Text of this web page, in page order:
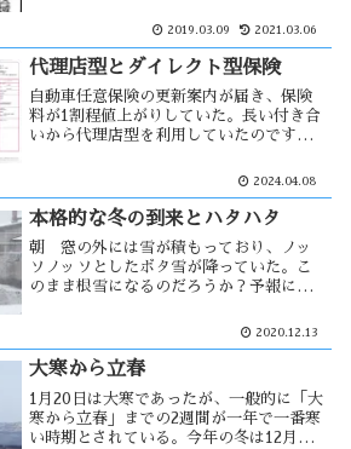
ている。日本では、ハシブト・ハシボソ
部に、ハシボソは農村部に多いと・・
2019.03.09 2021.03.06
代理店型とダイレクト型保険
自動車任意保険の更新案内が届き、保険
料が1割程値上がりしていた。長い付き合
いから代理店型を利用していたのです
しようと思った。見積もりを取ると、保
価高の中・・・
2024.04.08
本格的な冬の到来とハタハタ
朝 窓の外には雪が積もっており、ノッ
ソノッソとしたボタ雪が降っていた。こ
のまま根雪になるのだろうか？予報によ
的な冬の到来を感じる。今の時期、秋田
のハタハタ漁が不漁で、今後寒気が入り
2020.12.13
大寒から立春
1月20日は大寒であったが、一般的に「大
寒から立春」までの2週間が一年で一番寒
い時期とされている。今年の冬は12月中